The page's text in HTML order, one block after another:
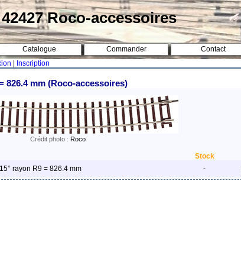
42427 Roco-accessoires
Catalogue Commander
Contact
Inscription
826.4 mm (Roco-accessoires)
Crédit photo : Roco
Stock
rayon R9 = 826.4 mm -